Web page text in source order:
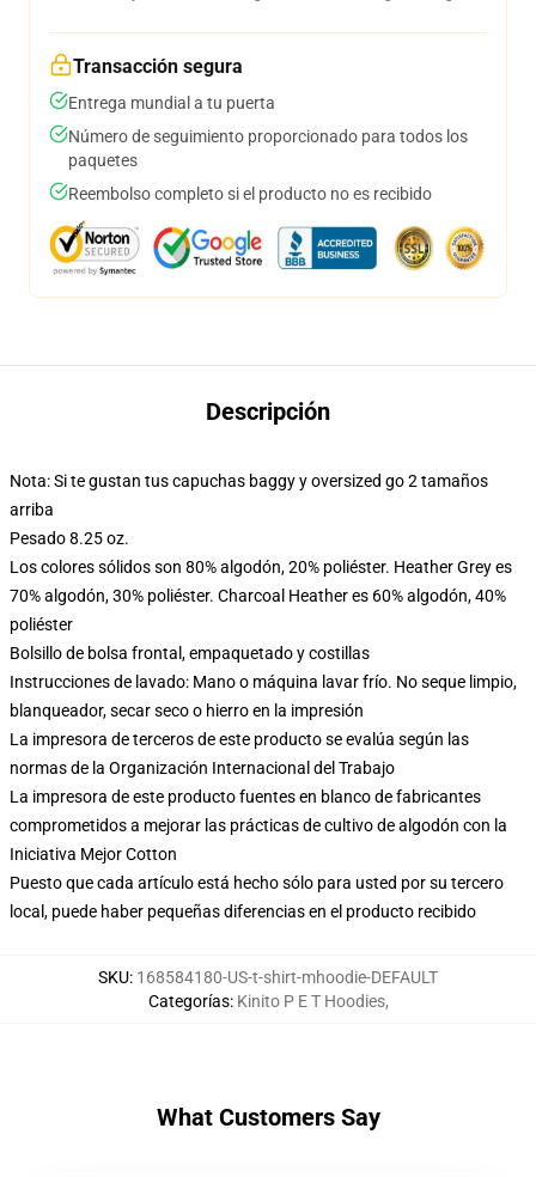
Transacción segura
Entrega mundial a tu puerta
Número de seguimiento proporcionado para todos los
paquetes
Reembolso completo si el producto no es recibido
Descripción
Nota: Si te gustan tus capuchas baggy y oversized go 2 tamaños
arriba
Pesado 8.25 oz.
Los colores sólidos son 80% algodón, 20% poliéster. Heather Grey es
70% algodón, 30% poliéster. Charcoal Heather es 60% algodón, 40%
poliéster
Bolsillo de bolsa frontal, empaquetado y costillas
Instrucciones de lavado: Mano o máquina lavar frío. No seque limpio,
blanqueador, secar seco o hierro en la impresión
La impresora de terceros de este producto se evalúa según las
normas de la Organización Internacional del Trabajo
La impresora de este producto fuentes en blanco de fabricantes
comprometidos a mejorar las prácticas de cultivo de algodón con la
Iniciativa Mejor Cotton
Puesto que cada artículo está hecho sólo para usted por su tercero
local, puede haber pequeñas diferencias en el producto recibido
SKU: 168584180-US-t-shirt-mhoodie-DEFAULT
Categorías: Kinito P E T Hoodies,
What Customers Say